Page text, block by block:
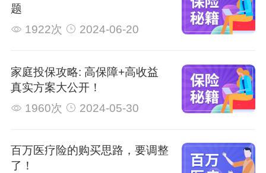
题
1922次
2024-06-20
家庭投保攻略: 高保障+高收益
真实方案大公开！
1960次
2024-05-30
百万医疗险的购买思路，要调整
了！